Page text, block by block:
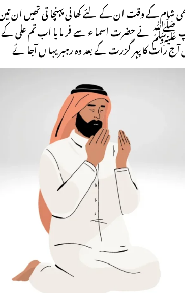
شام کے وقت ان کے لئے کھا نی پہنچا تی تھیں ان تین
حضرت اسما ء سے فر ما یا اب تم علی کے پا س
آج رات کا پہر گزرت کے بعد وہ رہبر یہا ں آجا ئے